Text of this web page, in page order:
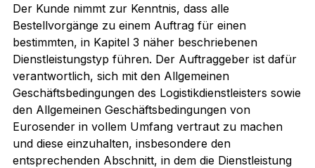
Der Kunde nimmt zur Kenntnis, dass alle
Bestellvorgänge zu einem Auftrag für einen
bestimmten, in Kapitel 3 näher beschriebenen
Dienstleistungstyp führen. Der Auftraggeber ist dafür
verantwortlich, sich mit den Allgemeinen
Geschäftsbedingungen des Logistikdienstleisters sowie
den Allgemeinen Geschäftsbedingungen von
Eurosender in vollem Umfang vertraut zu machen
und diese einzuhalten, insbesondere den
entsprechenden Abschnitt, in dem die Dienstleistung